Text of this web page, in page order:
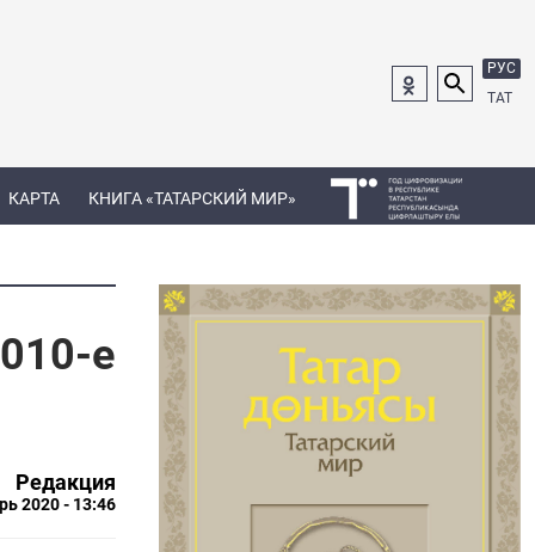
РУС
ТАТ
КАРТА КНИГА «ТАТАРСКИЙ МИР»
е
Редакция
2020 - 13:46